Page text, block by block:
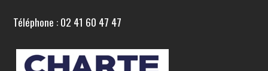
Téléphone : 02 41 60 47 47